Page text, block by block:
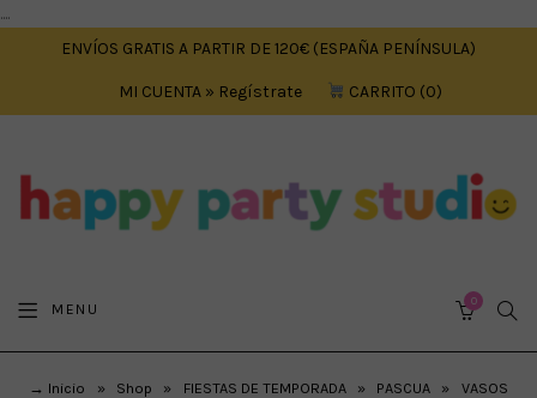
....
ENVÍOS GRATIS A PARTIR DE 120€ (ESPAÑA PENÍNSULA)
MI CUENTA » Regístrate CARRITO 0
MENU 0
→ Inicio » Shop » FIESTAS DE TEMPORADA » PASCUA »
VASOS